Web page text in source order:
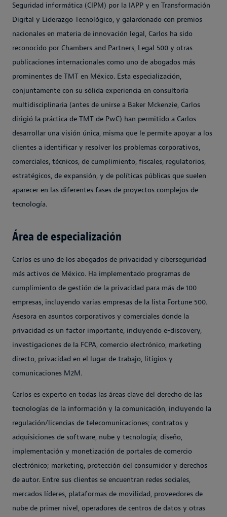
Seguridad informática (CIPM) por la IAPP y en Transformación
Digital y Liderazgo Tecnológico, y galardonado con premios
nacionales en materia de innovación legal, Carlos ha sido
reconocido por Chambers and Partners, Legal 500 y otras
publicaciones internacionales como uno de abogados más
prominentes de TMT en México. Esta especialización,
conjuntamente con su sólida experiencia en consultoría
multidisciplinaria (antes de unirse a Baker Mckenzie, Carlos
dirigió la práctica de TMT de PwC) han permitido a Carlos
desarrollar una visión única, misma que le permite apoyar a los
clientes a identificar y resolver los problemas corporativos,
comerciales, técnicos, de cumplimiento, fiscales, regulatorios,
estratégicos, de expansión, y de políticas públicas que suelen
aparecer en las diferentes fases de proyectos complejos de
tecnología.
Área de especialización
Carlos es uno de los abogados de privacidad y ciberseguridad
más activos de México. Ha implementado programas de
cumplimiento de gestión de la privacidad para más de 100
empresas, incluyendo varias empresas de la lista Fortune 500.
Asesora en asuntos corporativos y comerciales donde la
privacidad es un factor importante, incluyendo e-discovery,
investigaciones de la FCPA, comercio electrónico, marketing
directo, privacidad en el lugar de trabajo, litigios y
comunicaciones M2M.
Carlos es experto en todas las áreas clave del derecho de las
tecnologías de la información y la comunicación, incluyendo la
regulación/licencias de telecomunicaciones; contratos y
adquisiciones de software, nube y tecnología; diseño,
implementación y monetización de portales de comercio
electrónico; marketing, protección del consumidor y derechos
de autor. Entre sus clientes se encuentran redes sociales,
mercados líderes, plataformas de movilidad, proveedores de
nube de primer nivel, operadores de centros de datos y otras